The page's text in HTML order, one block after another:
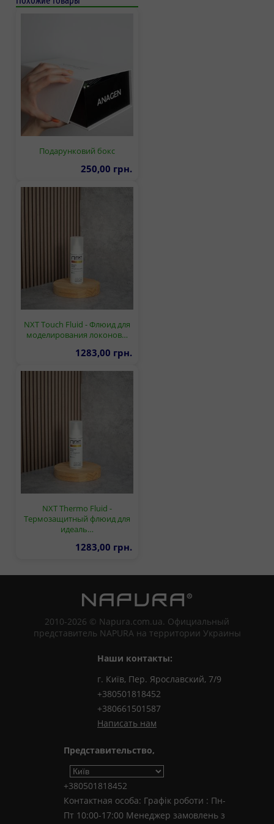
Подарунковий бокс
250,00 грн.
NXT Touch Fluid - Флюид для
моделирования локонов…
1283,00 грн.
NXT Thermo Fluid -
Термозащитный флюид для
идеаль…
1283,00 грн.
2010-2026 © Napura.com.ua. Официальный
представитель NAPURA на территории Украины
Наши контакты:
г. Київ, Пер. Ярославский, 7/9
+380501818452
+380661501587
Написать нам
Представительство,
+380501818452
Контактная особа: Графік роботи : Пн-
Пт 10:00-17:00 Менеджер замовлень з